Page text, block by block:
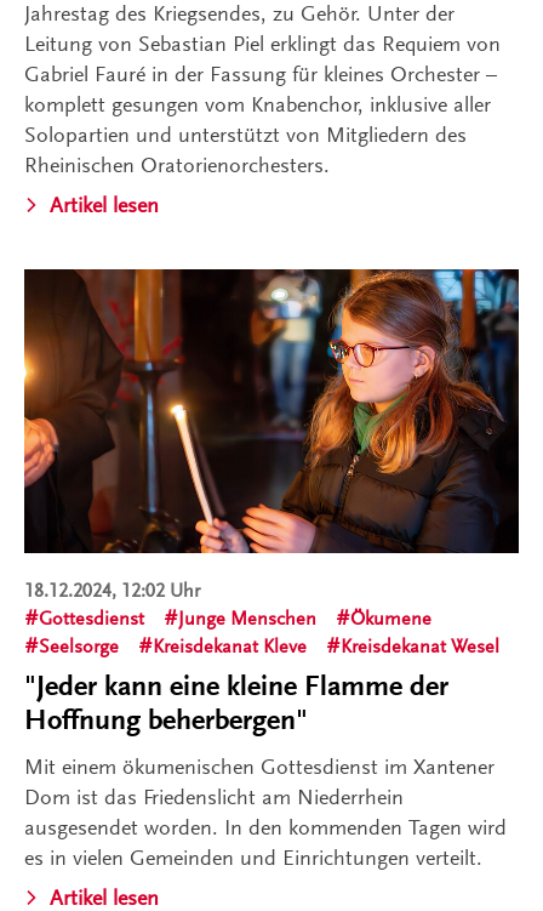
Jahrestag des Kriegsendes, zu Gehör. Unter der
Leitung von Sebastian Piel erklingt das Requiem von
Gabriel Fauré in der Fassung für kleines Orchester –
komplett gesungen vom Knabenchor, inklusive aller
Solopartien und unterstützt von Mitgliedern des
Rheinischen Oratorienorchesters.
Artikel lesen
18.12.2024, 12:02 Uhr
Gottesdienst
Junge Menschen
Ökumene
Seelsorge
Kreisdekanat Kleve Kreisdekanat Wesel
"Jeder kann eine kleine Flamme der
Hoffnung beherbergen"
Mit einem ökumenischen Gottesdienst im Xantener
Dom ist das Friedenslicht am Niederrhein
ausgesendet worden. In den kommenden Tagen wird
es in vielen Gemeinden und Einrichtungen verteilt.
Artikel lesen